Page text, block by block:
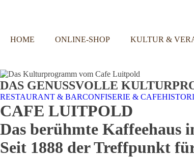
HOME ONLINE-SHOP KULTUR &
DAS GENUSSVOLLE
RESTAURANT & BARCONFISERIE & CAFE
CAFE LUITPOLD
Das berühmte Kaffeehaus
Seit 1888 der Treffpunkt